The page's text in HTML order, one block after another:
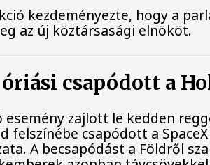
kezdeményezte, hogy a
az új köztársasági elnököt.
csapódott a
esemény zajlott le kedden
felszínébe csapódott a
A becsapódást a Földről